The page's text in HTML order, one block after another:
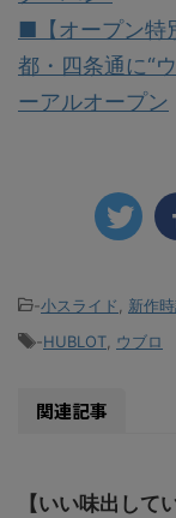
■【オープン特
都・四条通に“
ーアルオープン
-小スライド
新作
-HUBLOT ウブロ
関連記事
【いい味出して